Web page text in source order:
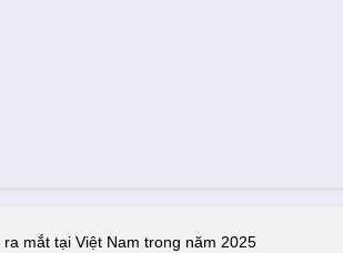
mắt tại Việt Nam trong năm 2025